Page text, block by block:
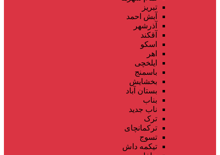
تبریز
آبش احمد
آذرشهر
آقکند
اسکو
اهر
ایلخچی
باسمنج
بخشایش
بستان آباد
بناب
ناب جدید
ترک
ترکمانچای
تسوج
تیکمه داش